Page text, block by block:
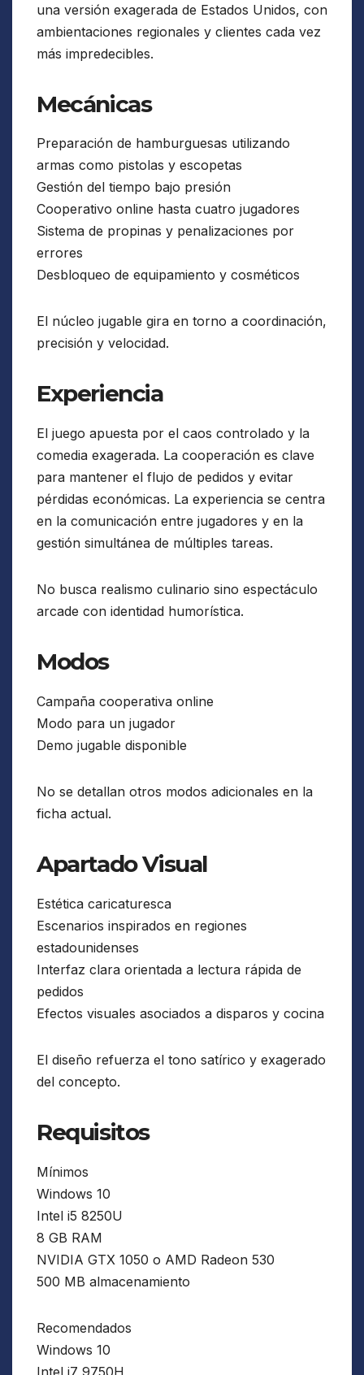
una versión exagerada de Estados Unidos, con
ambientaciones regionales y clientes cada vez
más impredecibles.
Mecánicas
Preparación de hamburguesas utilizando
armas como pistolas y escopetas
Gestión del tiempo bajo presión
Cooperativo online hasta cuatro jugadores
Sistema de propinas y penalizaciones por
errores
Desbloqueo de equipamiento y cosméticos
El núcleo jugable gira en torno a coordinación,
precisión y velocidad.
Experiencia
El juego apuesta por el caos controlado y la
comedia exagerada. La cooperación es clave
para mantener el flujo de pedidos y evitar
pérdidas económicas. La experiencia se centra
en la comunicación entre jugadores y en la
gestión simultánea de múltiples tareas.
No busca realismo culinario sino espectáculo
arcade con identidad humorística.
Modos
Campaña cooperativa online
Modo para un jugador
Demo jugable disponible
No se detallan otros modos adicionales en la
ficha actual.
Apartado Visual
Estética caricaturesca
Escenarios inspirados en regiones
estadounidenses
Interfaz clara orientada a lectura rápida de
pedidos
Efectos visuales asociados a disparos y cocina
El diseño refuerza el tono satírico y exagerado
del concepto.
Requisitos
Mínimos
Windows 10
Intel i5 8250U
8 GB RAM
NVIDIA GTX 1050 o AMD Radeon 530
500 MB almacenamiento
Recomendados
Windows 10